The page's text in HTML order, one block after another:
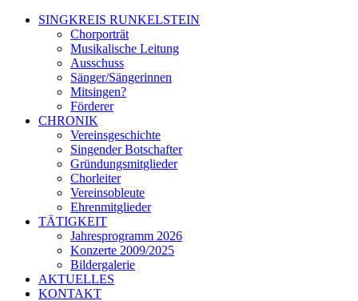
SINGKREIS RUNKELSTEIN
Chorporträt
Musikalische Leitung
Ausschuss
Sänger/Sängerinnen
Mitsingen?
Förderer
CHRONIK
Vereinsgeschichte
Singender Botschafter
Gründungsmitglieder
Chorleiter
Vereinsobleute
Ehrenmitglieder
TÄTIGKEIT
Jahresprogramm 2026
Konzerte 2009/2025
Bildergalerie
AKTUELLES
KONTAKT